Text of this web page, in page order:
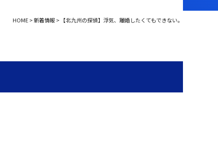
HOME>新着情報> 【北九州の探偵】浮気、離婚したくてもできない。